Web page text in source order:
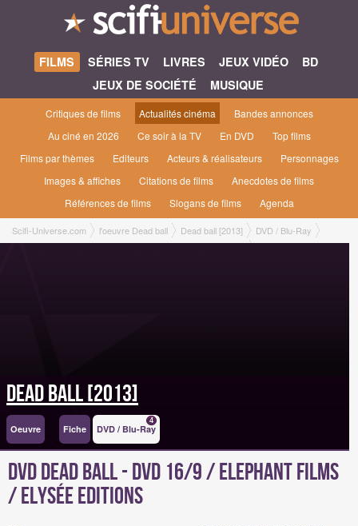
FILMS SÉRIES TV LIVRES JEUX VIDÉO
BD
JEUX DE SOCIÉTÉ
MUSIQUE
Critiques de films Actualités cinéma
Bandes annonces
Au ciné en 2026
Ce soir à la TV En DVD
Top films
Films par thèmes
Editeurs Acteurs & réalisateurs
Personnages
Images & affiches
Citations de films
Anecdotes de films
Références de films
Slogans de films Agenda
Scifi-Universe.com l'oeuvre Dead ball Dead ball [2013]
DVD / Blu-Ray
DVD DVD 16/9 [Elephant Films / Elysée Editions, mars 2015]
Dead ball [2013]
Oeuvre Fiche DVD / Blu-Ray
4
DVD Dead Ball - DVD 16/9 / Elephant Films
/ Elysée Editions